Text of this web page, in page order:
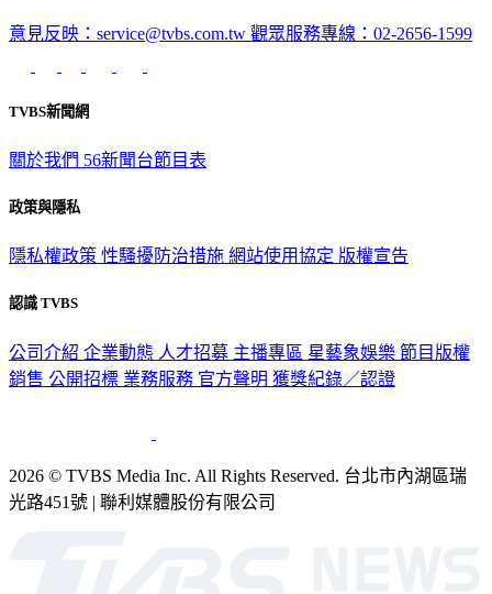
意見反映：service@tvbs.com.tw 觀眾服務專線：02-2656-1599
TVBS新聞網
關於我們 56新聞台節目表
政策與隱私
隱私權政策 性騷擾防治措施 網站使用協定 版權宣告
認識 TVBS
公司介紹 企業動態 人才招募 主播專區 星藝象娛樂 節目版權
銷售 公開招標 業務服務 官方聲明 獲獎紀錄／認證
2026 © TVBS Media Inc. All Rights Reserved. 台北市內湖區瑞
光路451號 | 聯利媒體股份有限公司